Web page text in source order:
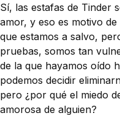
Sí, las estafas de Tinder
amor, y eso es motivo
que estamos a salvo,
pruebas, somos tan
de la que hayamos oído
podemos decidir
pero ¿por qué el miedo
amorosa de alguien?